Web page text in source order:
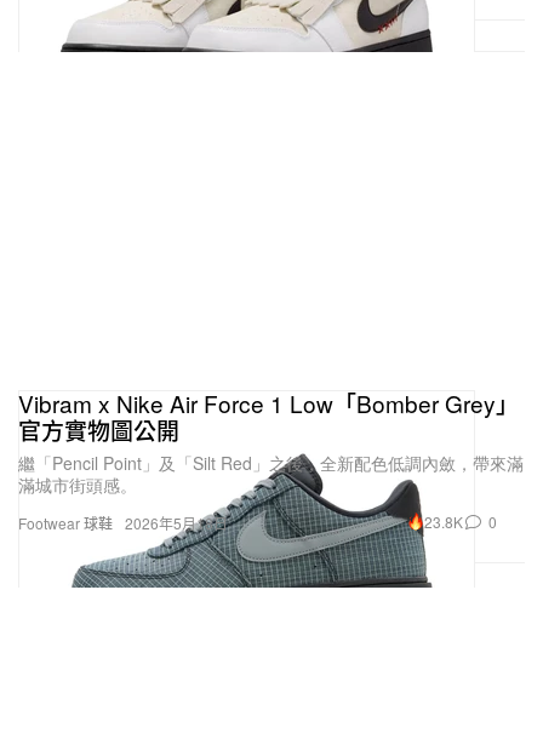
Footwear 球鞋
Vibram x Nike Air Force 1 Low「Bomber Grey」
官方實物圖公開
繼「Pencil Point」及「Silt Red」之後，全新配色低調內斂，帶來滿
滿城市街頭感。
2026年5月18日 23.8K 0